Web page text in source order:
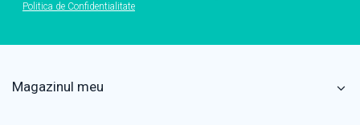
Politica de Confidentialitate
Magazinul meu